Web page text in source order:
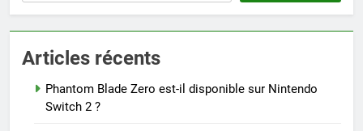
Articles récents
Phantom Blade Zero est-il disponible sur Nintendo
Switch 2 ?